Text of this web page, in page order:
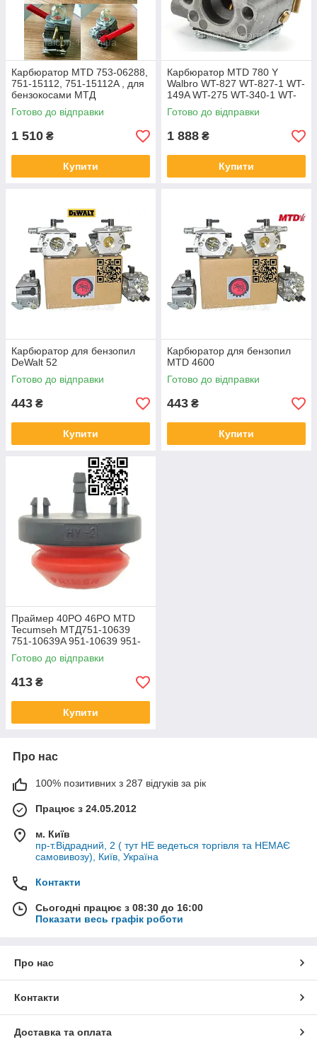
Карбюратор MTD 753-06288,
751-15112, 751-15112A , для
бензокосами МТД
Готово до відправки
1 510 ₴
Купити
Карбюратор MTD 780 Y
Walbro WT-827 WT-827-1 WT-
149A WT-275 WT-340-1 WT-
454 WT-682 Ryobi/МТД 753-
05133 WT682A
Готово до відправки
1 888 ₴
Купити
Карбюратор для бензопил
DeWalt 52
Готово до відправки
443 ₴
Купити
Карбюратор для бензопил
MTD 4600
Готово до відправки
443 ₴
Купити
Праймер 40РО 46РO MTD
Tecumseh МТД751-10639
751-10639A 951-10639 951-
10639A 570682A 321802A
570682 570682A
Готово до відправки
413 ₴
Купити
Про нас
100% позитивних з 287 відгуків за рік
Працює з 24.05.2012
м. Київ
пр-т.Відрадний, 2 ( тут НЕ ведеться торгівля та НЕМАЄ
самовивозу), Київ, Україна
Контакти
Сьогодні працює з 08:30 до 16:00
Показати весь графік роботи
Про нас
Контакти
Доставка та оплата